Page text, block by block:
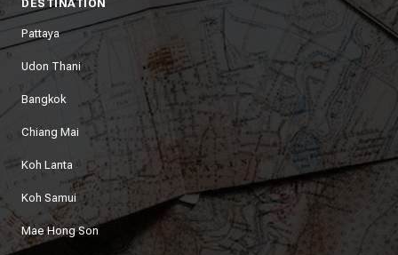
DESTINATION
Pattaya
Udon Thani
Bangkok
Chiang Mai
Koh Lanta
Koh Samui
Mae Hong Son